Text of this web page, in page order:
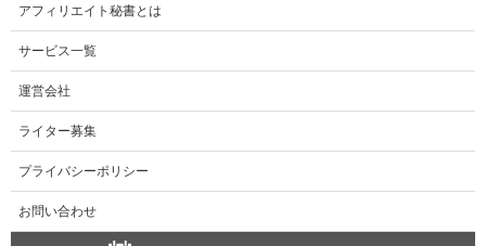
アフィリエイト秘書とは
サービス一覧
運営会社
ライター募集
プライバシーポリシー
お問い合わせ